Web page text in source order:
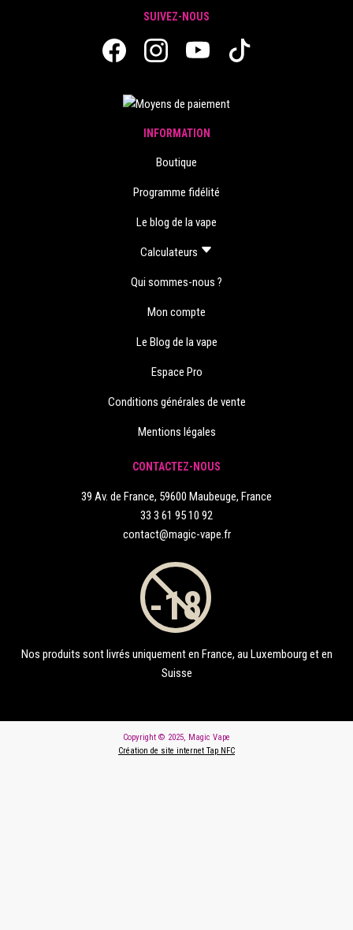
SUIVEZ-NOUS
INFORMATION
Boutique
Programme fidélité
Le blog de la vape
Calculateurs
Qui sommes-nous ?
Mon compte
Le Blog de la vape
Espace Pro
Conditions générales de vente
Mentions légales
CONTACTEZ-NOUS
39 Av. de France, 59600 Maubeuge, France
33 3 61 95 10 92
contact@magic-vape.fr
Nos produits sont livrés uniquement en France, au Luxembourg et en
Suisse
Copyright © 2025, Magic Vape
Création de site internet Tap NFC